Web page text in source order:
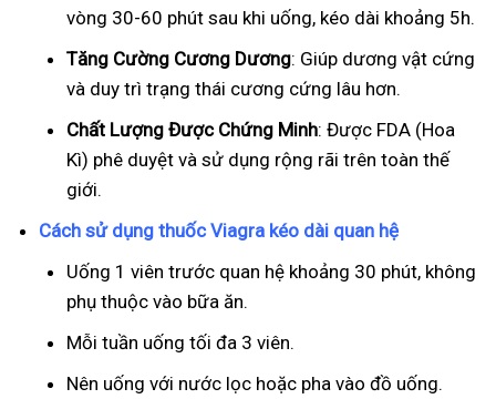
vòng 30-60 phút sau khi uống, kéo dài khoảng 5h.
Tăng Cường Cương Dương: Giúp dương vật cứng
và duy trì trạng thái cương cứng lâu hơn.
Chất Lượng Được Chứng Minh: Được FDA (Hoa
Kì) phê duyệt và sử dụng rộng rãi trên toàn thế
giới.
Cách sử dụng thuốc Viagra kéo dài quan hệ
Uống 1 viên trước quan hệ khoảng 30 phút, không
phụ thuộc vào bữa ăn.
Mỗi tuần uống tối đa 3 viên.
Nên uống với nước lọc hoặc pha vào đồ uống.